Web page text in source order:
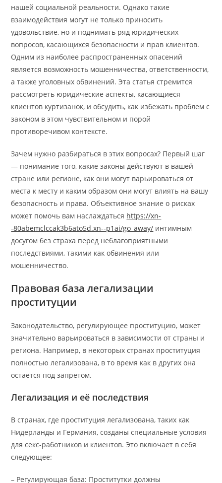
нашей социальной реальности. Однако такие
взаимодействия могут не только приносить
удовольствие, но и поднимать ряд юридических
вопросов, касающихся безопасности и прав клиентов.
Одним из наиболее распространенных опасений
является возможность мошенничества, ответственности,
а также уголовных обвинений. Эта статья стремится
рассмотреть юридические аспекты, касающиеся
клиентов куртизанок, и обсудить, как избежать проблем с
законом в этом чувствительном и порой
противоречивом контексте.
Зачем нужно разбираться в этих вопросах? Первый шаг
— понимание того, какие законы действуют в вашей
стране или регионе, как они могут варьироваться от
места к месту и каким образом они могут влиять на вашу
безопасность и права. Объективное знание о рисках
может помочь вам наслаждаться https://xn-
-80abemclccak3b6ato5d.xn--p1ai/go_away/ интимным
досугом без страха перед неблагоприятными
последствиями, такими как обвинения или
мошенничество.
Правовая база легализации
проституции
Законодательство, регулирующее проституцию, может
значительно варьироваться в зависимости от страны и
региона. Например, в некоторых странах проституция
полностью легализована, в то время как в других она
остается под запретом.
Легализация и её последствия
В странах, где проституция легализована, таких как
Нидерланды и Германия, созданы специальные условия
для секс-работников и клиентов. Это включает в себя
следующее:
– Регулирующая база: Проститутки должны